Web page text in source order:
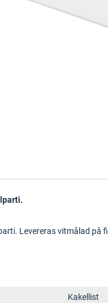
Levereras vitmålad
Kakellist